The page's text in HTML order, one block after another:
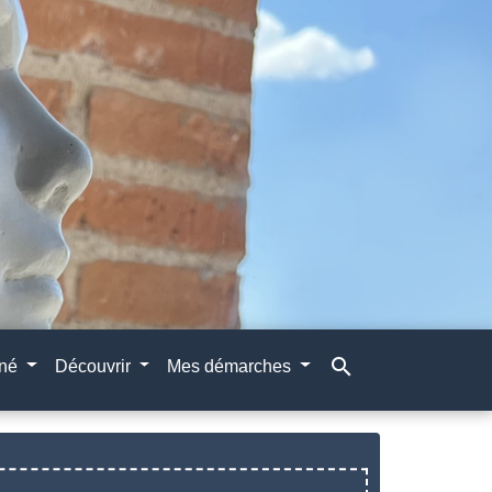
Découvrir Mes démarches search